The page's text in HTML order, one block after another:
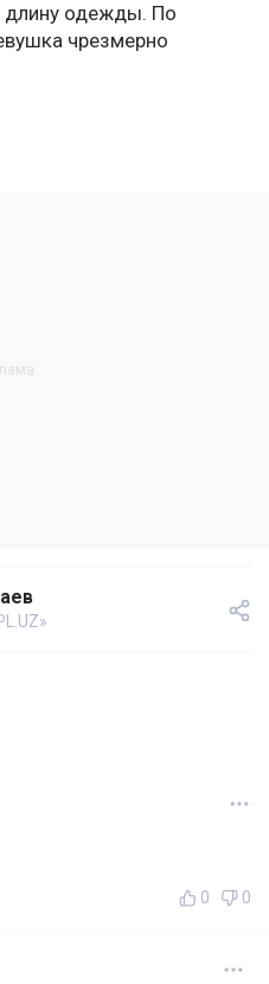
длину одежды. По
чрезмерно
0 0